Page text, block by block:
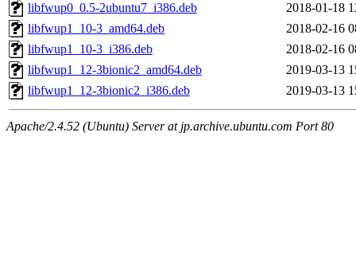
libfwup0_0.5-2ubuntu7_i386.deb
2018-01-18
libfwup1_10-3_amd64.deb
2018-02-16
libfwup1_10-3_i386.deb
2018-02-16
libfwup1_12-3bionic2_amd64.deb
2019-03-13
libfwup1_12-3bionic2_i386.deb
2019-03-13
Apache/2.4.52 (Ubuntu) Server at jp.archive.ubuntu.com Port 80